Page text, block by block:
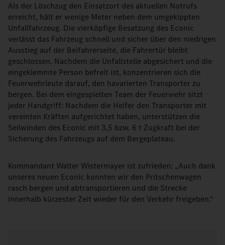
Als der Löschzug den Einsatzort des aktuellen Notrufs
erreicht, hält er wenige Meter neben dem umgekippten
Unfallfahrzeug. Die vierköpfige Besatzung des Econic
verlässt das Fahrzeug schnell und sicher über den niedrigen
Ausstieg auf der Beifahrerseite, die Fahrertür bleibt
geschlossen. Nachdem die Unfallstelle abgesichert und die
eingeklemmte Person befreit ist, konzentrieren sich die
Feuerwehrleute darauf, den havarierten Transporter zu
bergen. Bei dem eingespielten Team der Feuerwehr sitzt
jeder Handgriff: Nachdem die Helfer den Transporter mit
vereinten Kräften aufgerichtet haben, unterstützen die
Seilwinden des Econic mit 3,5 bzw. 6 t Zugkraft bei der
Sicherung des Fahrzeugs auf dem Bergeplateau.
Kommandant Walter Wistermayer ist zufrieden: „Auch dank
unseres neuen Econic konnten wir den Pritschenwagen
rasch bergen und abtransportieren und die Strecke
innerhalb kürzester Zeit wieder für den Verkehr freigeben.“